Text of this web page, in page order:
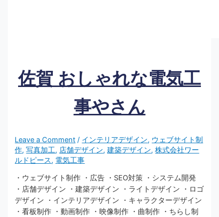
佐賀 おしゃれな電気工
事やさん
Leave a Comment / インテリアデザイン, ウェブサイト制
作,写真加工, 店舗デザイン,建築デザイン,株式会社ワー
ルドピース, 電気工事
・ウェブサイト制作 ・広告 ・SEO対策 ・システム開発
・店舗デザイン ・建築デザイン ・ライトデザイン ・ロゴ
デザイン ・インテリアデザイン ・キャラクターデザイン
・看板制作 ・動画制作 ・映像制作 ・曲制作 ・ちらし制